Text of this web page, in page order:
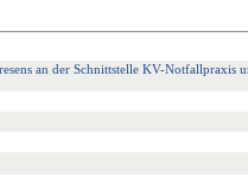
an der Schnittstelle KV-Notfallpraxis